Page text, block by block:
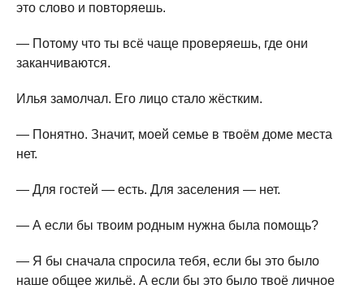
это слово и повторяешь.
— Потому что ты всё чаще проверяешь, где они
заканчиваются.
Илья замолчал. Его лицо стало жёстким.
— Понятно. Значит, моей семье в твоём доме места
нет.
— Для гостей — есть. Для заселения — нет.
— А если бы твоим родным нужна была помощь?
— Я бы сначала спросила тебя, если бы это было
наше общее жильё. А если бы это было твоё личное